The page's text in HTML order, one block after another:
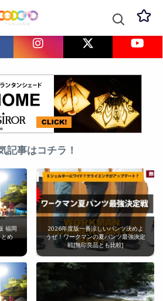
記事はコチラ！
福岡
め
2026年度版一番涼しいパンツ決めよ
うぜ！ワークマンの夏パンツ最強決定
戦[無印良品とも比較]